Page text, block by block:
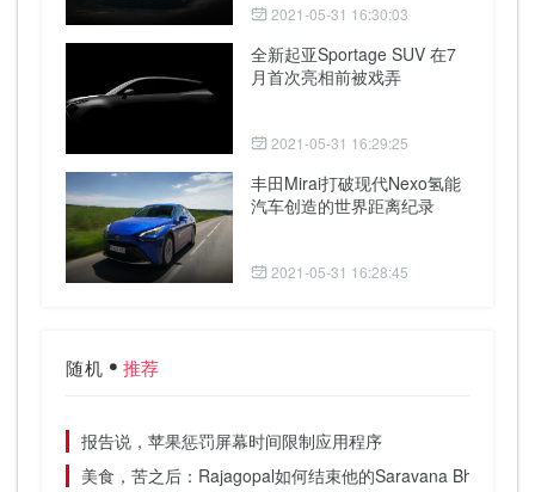
2021-05-31 16:30:03
全新起亚Sportage SUV 在7
月首次亮相前被戏弄
2021-05-31 16:29:25
丰田Mirai打破现代Nexo氢能
汽车创造的世界距离纪录
2021-05-31 16:28:45
随机 推荐
报告说，苹果惩罚屏幕时间限制应用程序
美食，苦之后：Rajagopal如何结束他的Saravana Bhavan遗